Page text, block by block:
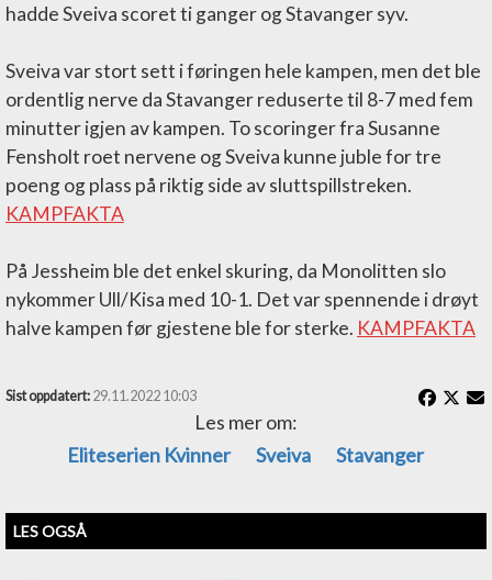
hadde Sveiva scoret ti ganger og Stavanger syv.
Sveiva var stort sett i føringen hele kampen, men det ble
ordentlig nerve da Stavanger reduserte til 8-7 med fem
minutter igjen av kampen. To scoringer fra Susanne
Fensholt roet nervene og Sveiva kunne juble for tre
poeng og plass på riktig side av sluttspillstreken.
KAMPFAKTA
På Jessheim ble det enkel skuring, da Monolitten slo
nykommer Ull/Kisa med 10-1. Det var spennende i drøyt
halve kampen før gjestene ble for sterke. KAMPFAKTA
Sist oppdatert: 29.11.2022 10:03
Les mer om:
Eliteserien Kvinner
Sveiva Stavanger
LES OGSÅ